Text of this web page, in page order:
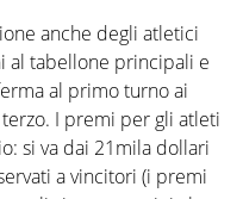
anche degli atletici
al tabellone principali e
al primo turno ai
I premi per gli atleti
si va dai 21mila dollari
a vincitori (i premi